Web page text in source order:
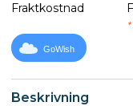
Beskrivning
Fraktkostnad
GoWish